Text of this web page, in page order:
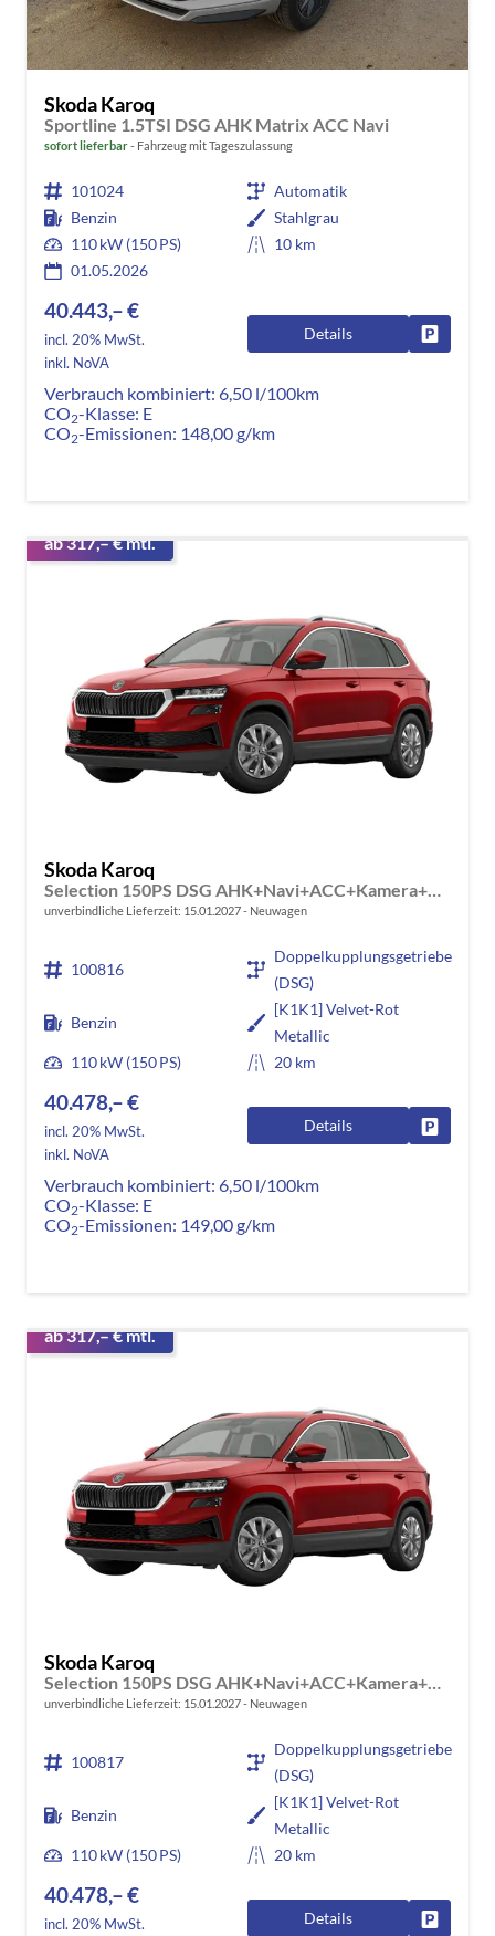
Skoda Karoq
Sportline 1.5TSI DSG AHK Matrix ACC Navi
sofort lieferbar Fahrzeug mit Tageszulassung
101024
Automatik
Benzin
Stahlgrau
110 kW (150 PS)
10 km
01.05.2026
40.443,– €
incl. 20% MwSt.
inkl. NoVA
Details
Verbrauch kombiniert: 6,50 l/100km
CO2-Klasse: E
CO2-Emissionen: 148,00 g/km
ab 317,– € mtl.
Skoda Karoq
Selection 150PS DSG AHK+Navi+ACC+Kamera+Kessy+Sitzheizung+GV5+Ambiente
unverbindliche Lieferzeit: 15.01.2027 Neuwagen
100816
Doppelkupplungsgetriebe
(DSG)
Benzin
[K1K1] Velvet-Rot
Metallic
110 kW (150 PS)
20 km
40.478,– €
incl. 20% MwSt.
inkl. NoVA
Details
Verbrauch kombiniert: 6,50 l/100km
CO2-Klasse: E
CO2-Emissionen: 149,00 g/km
ab 317,– € mtl.
Skoda Karoq
Selection 150PS DSG AHK+Navi+ACC+Kamera+Kessy+Sitzheizung+GV5+Ambiente
unverbindliche Lieferzeit: 15.01.2027 Neuwagen
100817
Doppelkupplungsgetriebe
(DSG)
Benzin
[K1K1] Velvet-Rot
Metallic
110 kW (150 PS)
20 km
40.478,– €
incl. 20% MwSt.
Details